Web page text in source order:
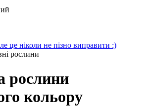
це ніколи не пізно виправити :)
рослини
рослини
кольору